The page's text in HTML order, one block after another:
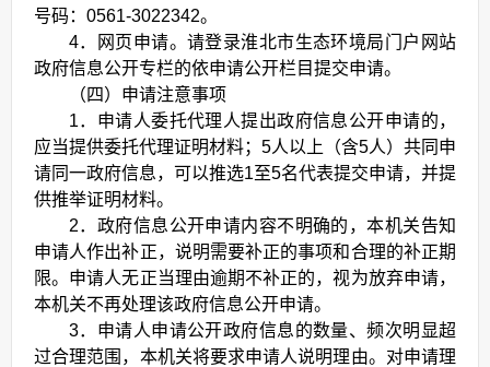
号码：0561-3022342。
4．网页申请。请登录淮北市生态环境局门户网站
政府信息公开专栏的依申请公开栏目提交申请。
（四）申请注意事项
1．申请人委托代理人提出政府信息公开申请的，
应当提供委托代理证明材料；5人以上（含5人）共同申
请同一政府信息，可以推选1至5名代表提交申请，并提
供推举证明材料。
2．政府信息公开申请内容不明确的，本机关告知
申请人作出补正，说明需要补正的事项和合理的补正期
限。申请人无正当理由逾期不补正的，视为放弃申请，
本机关不再处理该政府信息公开申请。
3．申请人申请公开政府信息的数量、频次明显超
过合理范围，本机关将要求申请人说明理由。对申请理